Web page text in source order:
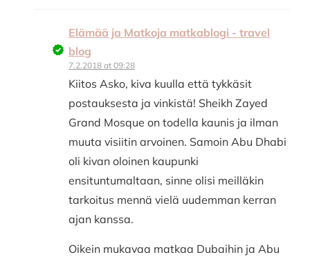
Elämää ja Matkoja matkablogi - travel
blog
7.2.2018 at 09:28
Kiitos Asko, kiva kuulla että tykkäsit
postauksesta ja vinkistä! Sheikh Zayed
Grand Mosque on todella kaunis ja ilman
muuta visiitin arvoinen. Samoin Abu Dhabi
oli kivan oloinen kaupunki
ensituntumaltaan, sinne olisi meilläkin
tarkoitus mennä vielä uudemman kerran
ajan kanssa.
Oikein mukavaa matkaa Dubaihin ja Abu